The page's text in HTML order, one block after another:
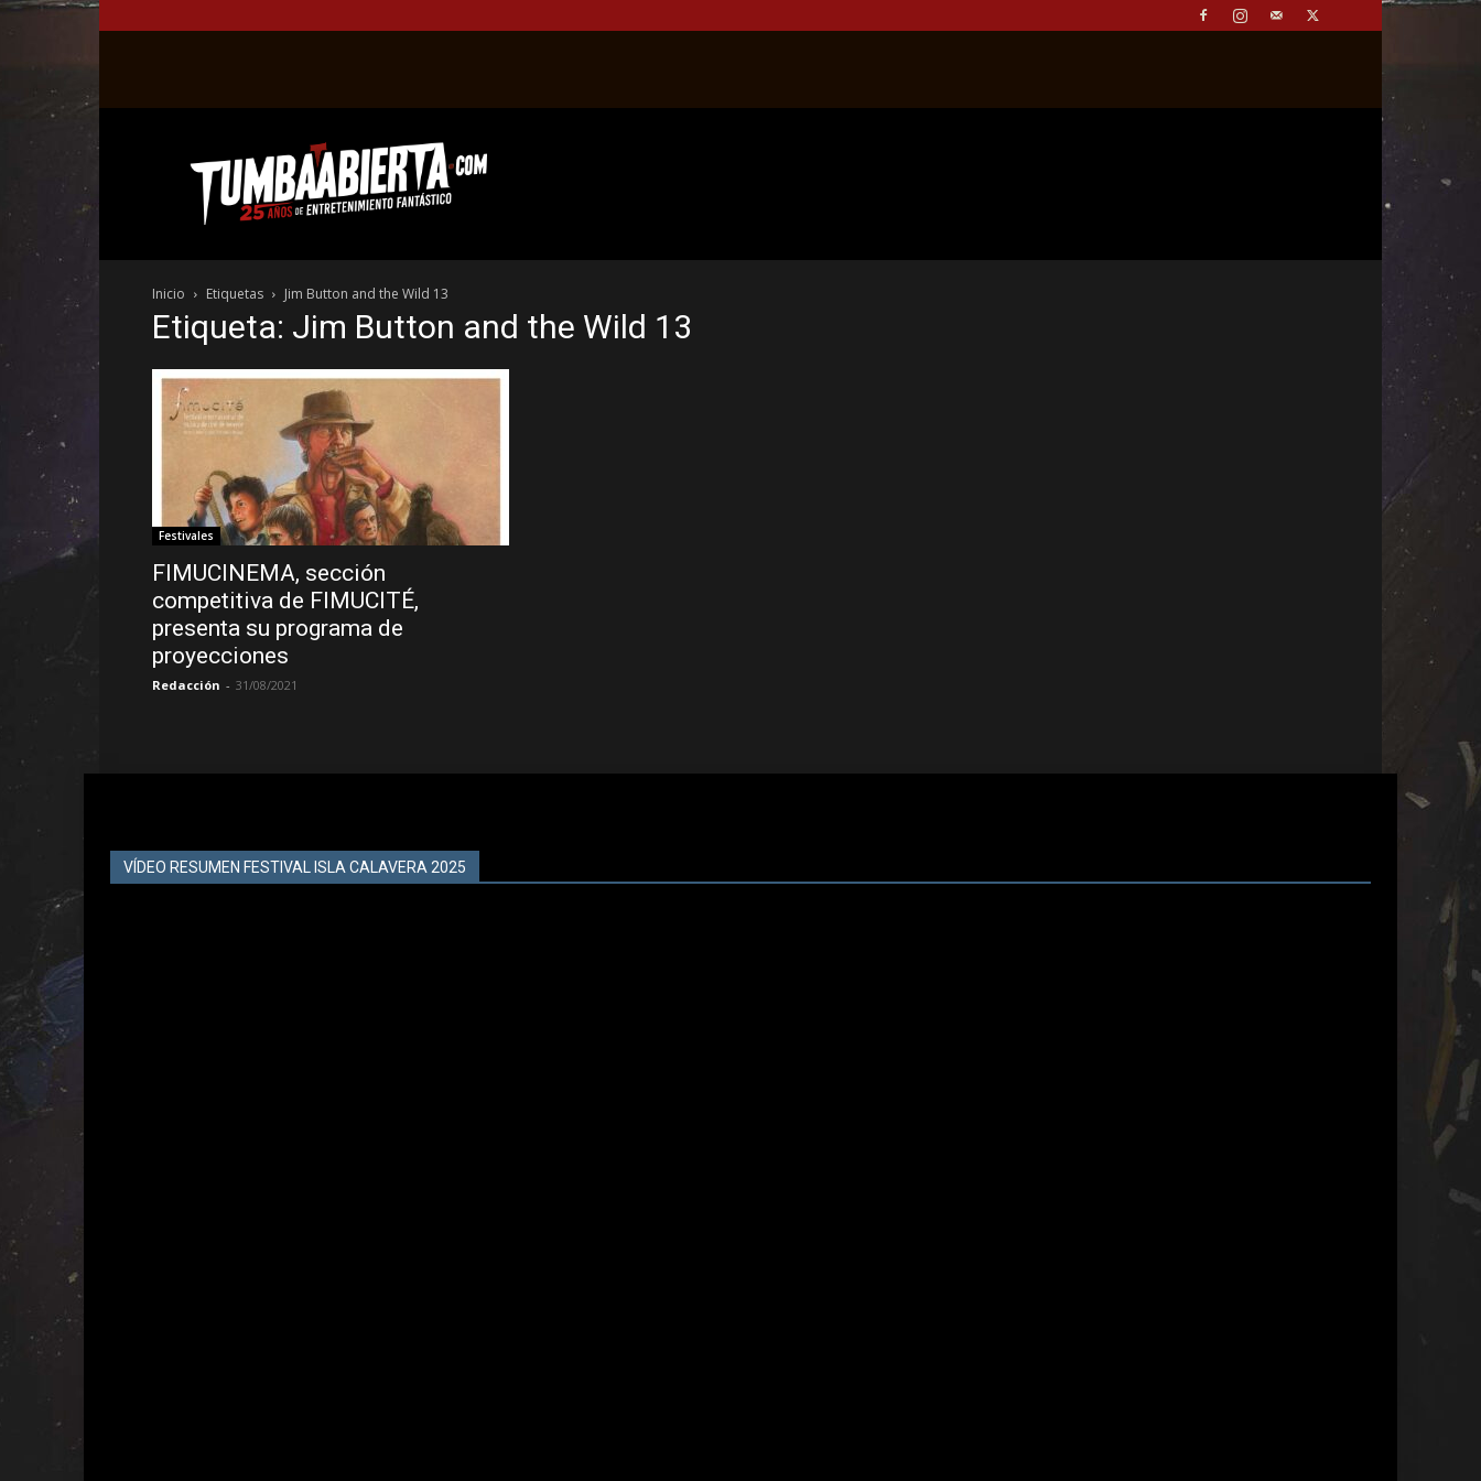
web
del
entretenimiento
el
género
fantástico.
Inicio Etiquetas Jim Button and the Wild 13
Etiqueta: Jim Button and the Wild 13
Festivales
FIMUCINEMA, sección
competitiva de FIMUCITÉ,
presenta su programa de
proyecciones
Redacción - 31/08/2021
VÍDEO RESUMEN FESTIVAL ISLA CALAVERA 2025